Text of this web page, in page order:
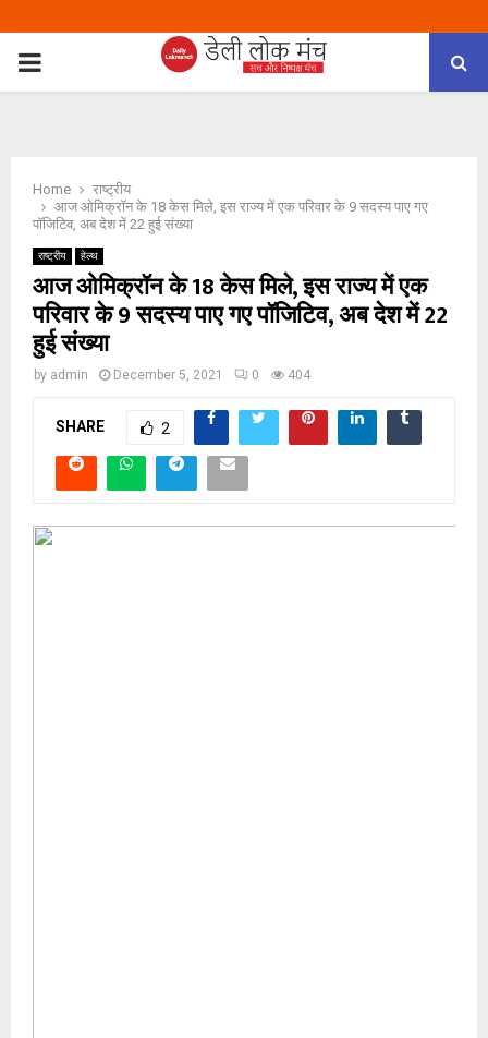
PRIMARY
Home
राष्ट्रीय
आज ओमिक्रॉन के 18 केस मिले, इस राज्य में एक परिवार के 9 सदस्य पाए गए
पॉजिटिव, अब देश में 22 हुई संख्या
राष्ट्रीय हेल्थ
आज ओमिक्रॉन के 18 केस मिले, इस राज्य में एक
परिवार के 9 सदस्य पाए गए पॉजिटिव, अब देश में 22
हुई संख्या
by admin December 5, 2021 0 404
SHARE 2